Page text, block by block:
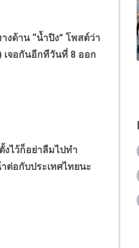
ด้าน “น้ำปิง” โพสต์ว่า
เจอกันอีกทีวันที่ 8 ออก
ไว้ก็อย่าลืมไปทำ
ต่อกับประเทศไทยนะ